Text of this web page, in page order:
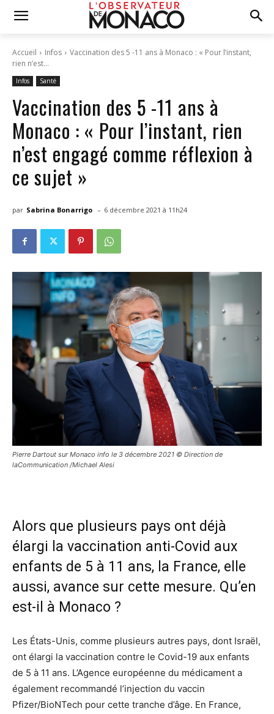
Accueil Infos
Vaccination des 5 -11 ans à Monaco : « Pour l’instant,
rien n’est...
Infos Santé
Vaccination des 5 -11 ans à
Monaco : « Pour l’instant, rien
n’est engagé comme réflexion à
ce sujet »
par Sabrina Bonarrigo - 6 décembre 2021 à 11h24
Pierre Dartout sur Monaco info le 3 décembre 2021 © Direction de
laCommunication /Michael Alesi
Alors que plusieurs pays ont déjà
élargi la vaccination anti-Covid aux
enfants de 5 à 11 ans, la France, elle
aussi, avance sur cette mesure. Qu’en
est-il à Monaco ?
Les États-Unis, comme plusieurs autres pays, dont Israël,
ont élargi la vaccination contre le Covid-19 aux enfants
de 5 à 11 ans. L’Agence européenne du médicament a
également recommandé l’injection du vaccin
Pfizer/BioNTech pour cette tranche d’âge. En France,